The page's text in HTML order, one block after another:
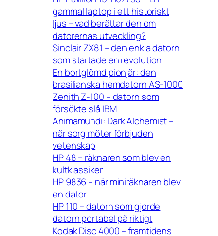
gammal laptop i ett historiskt
ljus – vad berättar den om
datorernas utveckling?
Sinclair ZX81 – den enkla datorn
som startade en revolution
En bortglömd pionjär: den
brasilianska hemdatorn AS-1000
Zenith Z-100 – datorn som
försökte slå IBM
Animamundi: Dark Alchemist –
när sorg möter förbjuden
vetenskap
HP 48 – räknaren som blev en
kultklassiker
HP 9836 – när miniräknaren blev
en dator
HP 110 – datorn som gjorde
datorn portabel på riktigt
Kodak Disc 4000 – framtidens